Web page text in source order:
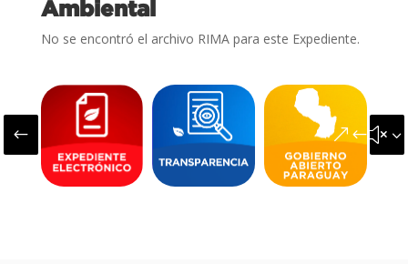
Ambiental
No se encontró el archivo RIMA para este Expediente.
#